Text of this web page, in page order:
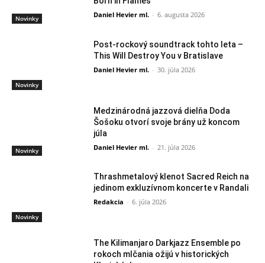
Novinky Daniel Hevier ml. - 6. augusta 2026
Novinky
Post-rockový soundtrack tohto leta –
This Will Destroy You v Bratislave
Daniel Hevier ml. - 30. júla 2026
Novinky
Medzinárodná jazzová dielňa Doda
Šošoku otvorí svoje brány už koncom
júla
Daniel Hevier ml. - 21. júla 2026
Novinky
Thrashmetalový klenot Sacred Reich na
jedinom exkluzívnom koncerte v Randali
Redakcia - 6. júla 2026
The Kilimanjaro Darkjazz Ensemble po
rokoch mlčania ožijú v historických